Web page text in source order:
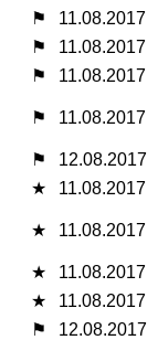
⚑
11.08.2017
⚑
11.08.2017
⚑
11.08.2017
⚑ 11.08.2017
⚑
12.08.2017
★
11.08.2017
★ 11.08.2017
★
11.08.2017
★
11.08.2017
⚑
12.08.2017